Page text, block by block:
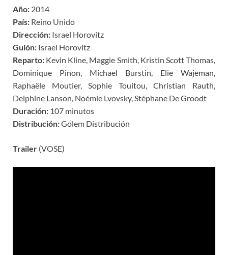
Año: 2014
País: Reino Unido
Dirección: Israel Horovitz
Guión: Israel Horovitz
Reparto: Kevin Kline, Maggie Smith, Kristin Scott Thomas,
Dominique Pinon, Michael Burstin, Elie Wajeman,
Raphaële Moutier, Sophie Touitou, Christian Rauth,
Delphine Lanson, Noémie Lvovsky, Stéphane De Groodt
Duración: 107 minutos
Distribución:Golem Distribución
Trailer (VOSE)